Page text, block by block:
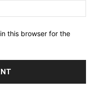
this browser for the